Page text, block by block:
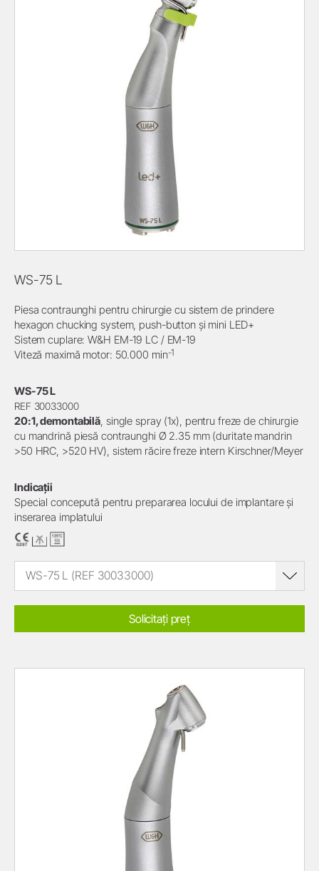
WS-75 L
Piesa contraunghi pentru chirurgie cu sistem de prindere
hexagon chucking system, push-button și mini LED+
Sistem cuplare: W&H EM-19 LC / EM-19
Viteză maximă motor: 50.000 min-1
WS-75 L
REF 30033000
20:1, demontabilă , single spray (1x), pentru freze de chirurgie
cu mandrină piesă contraunghi Ø 2.35 mm (duritate mandrin
>50 HRC, >520 HV), sistem răcire freze intern Kirschner/Meyer
Indicații
Special concepută pentru prepararea locului de implantare și
inserarea implatului
WS-75 L (REF 30033000)
Solicitați preț